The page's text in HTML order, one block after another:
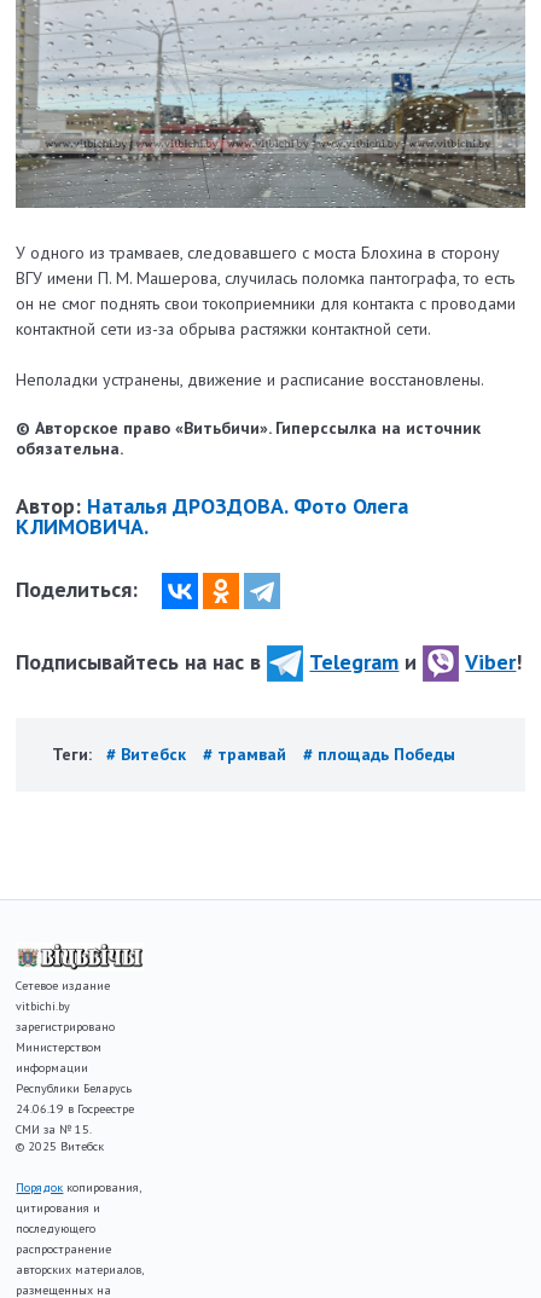
У одного из трамваев, следовавшего с моста Блохина в сторону
ВГУ имени П. М. Машерова, случилась поломка пантографа, то есть
он не смог поднять свои токоприемники для контакта с проводами
контактной сети из-за обрыва растяжки контактной сети.
Неполадки устранены, движение и расписание восстановлены.
© Авторское право «Витьбичи». Гиперссылка на источник
обязательна.
Автор: Наталья ДРОЗДОВА. Фото Олега
КЛИМОВИЧА.
Поделиться:
Подписывайтесь на нас в Telegram и Viber!
Теги: # Витебск # трамвай # площадь Победы
Сетевое издание
vitbichi.by
зарегистрировано
Министерством
информации
Республики Беларусь
24.06.19 в Госреестре
СМИ за № 15.
© 2025 Витебск
Порядок копирования,
цитирования и
последующего
распространение
авторских материалов,
размещенных на